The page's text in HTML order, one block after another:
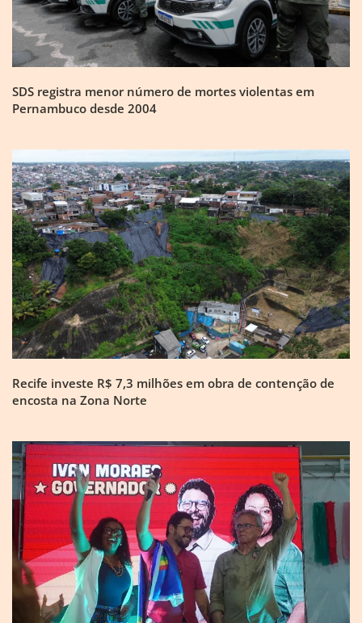
SDS registra menor número de mortes violentas em
Pernambuco desde 2004
Recife investe R$ 7,3 milhões em obra de contenção de
encosta na Zona Norte